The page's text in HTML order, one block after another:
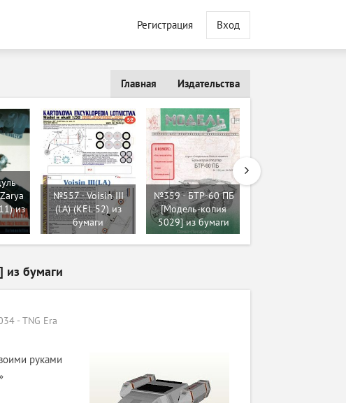
Регистрация Вход
Издательства
Главная
из
№557 - Voisin III
(LA) (KEL 52) из
бумаги
№359 - БТР-60 ПБ
[Модель-копия
5029] из бумаги
из бумаги
- TNG Era
руками